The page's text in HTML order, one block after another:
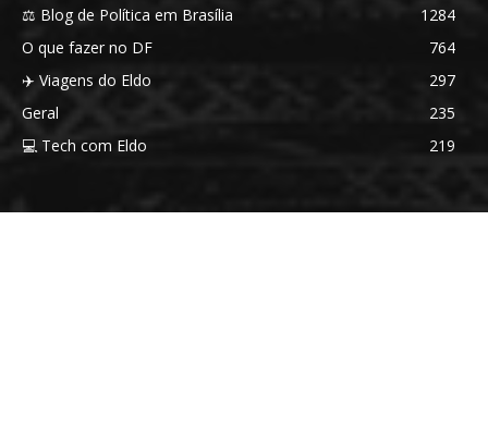
⚖️ Blog de Política em Brasília
1284
O que fazer no DF
764
✈️ Viagens do Eldo
297
Geral
235
💻 Tech com Eldo
219